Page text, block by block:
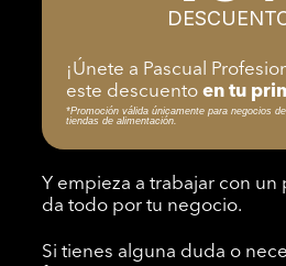
¡Únete a Pascual
este descuentoen tu
*Promoción válida únicamente para negocios
tiendas de alimentación.
Y empieza a trabajar con
da todo por tu negocio.
Si tienes alguna duda o